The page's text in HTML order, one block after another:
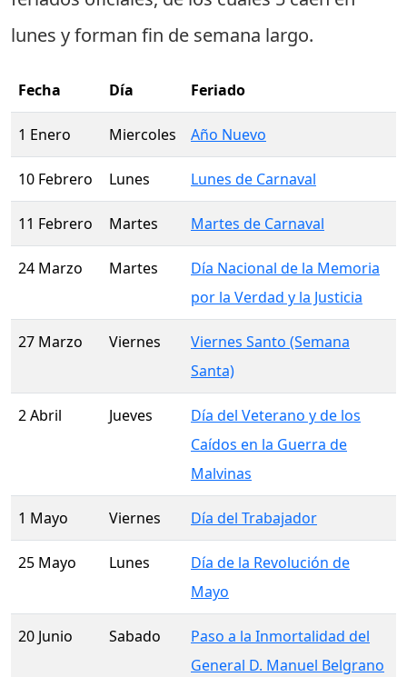
lunes y forman fin de semana largo.
Fecha Día Feriado
1 Enero Miercoles Año Nuevo
10 Febrero Lunes Lunes de Carnaval
11 Febrero Martes Martes de Carnaval
24 Marzo Martes
Día Nacional de la Memoria
por la Verdad y la Justicia
27 Marzo Viernes
Viernes Santo (Semana
Santa)
2 Abril Jueves
Día del Veterano y de los
Caídos en la Guerra de
Malvinas
1 Mayo Viernes Día del Trabajador
25 Mayo Lunes
Día de la Revolución de
Mayo
20 Junio Sabado
Paso a la Inmortalidad del
General D. Manuel Belgrano